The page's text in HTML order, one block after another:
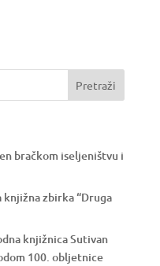
bračkom iseljeništvu i
zbirka “Druga
knjižnica Sutivan
100. obljetnice